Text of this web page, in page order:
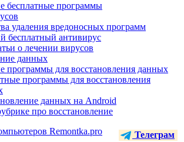
бесплатные программы
удаления вредоносных программ
бесплатный антивирус
о лечении вирусов
данных
программы для восстановления данных
программы для восстановления
данных на Android
про восстановление
Телеграм